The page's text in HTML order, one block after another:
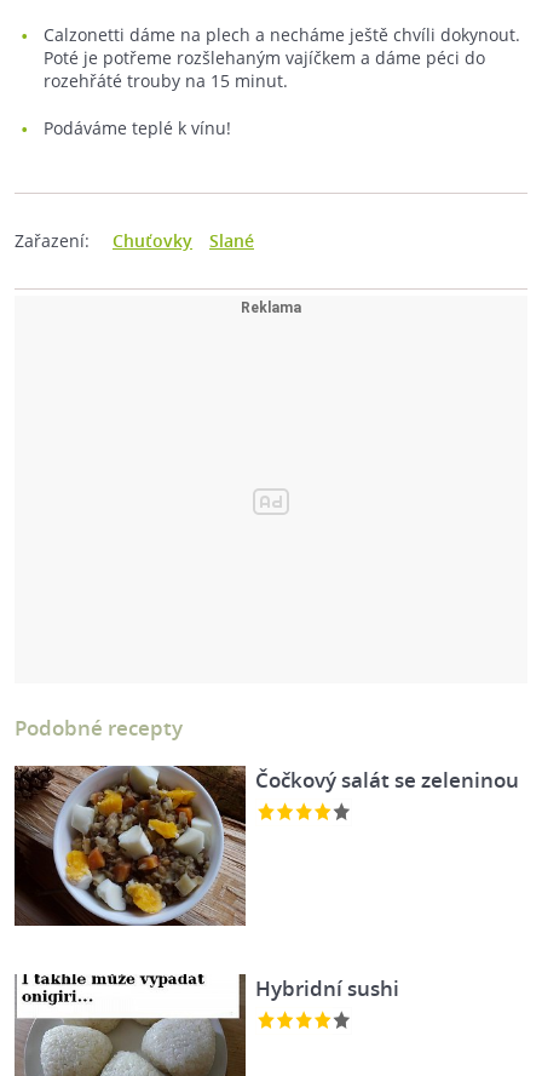
Calzonetti dáme na plech a necháme ještě chvíli dokynout.
Poté je potřeme rozšlehaným vajíčkem a dáme péci do
rozehřáté trouby na 15 minut.
Podáváme teplé k vínu!
Zařazení: Chuťovky Slané
Podobné recepty
Čočkový salát se zeleninou
Hybridní sushi